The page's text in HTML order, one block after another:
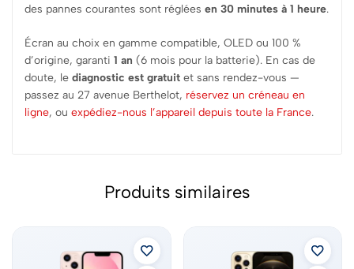
des pannes courantes sont réglées en 30 minutes à 1 heure.
Écran au choix en gamme compatible, OLED ou 100 %
d’origine, garanti 1 an (6 mois pour la batterie). En cas de
doute, le diagnostic est gratuit et sans rendez-vous —
passez au 27 avenue Berthelot, réservez un créneau en
ligne, ou expédiez-nous l’appareil depuis toute la France.
Produits similaires